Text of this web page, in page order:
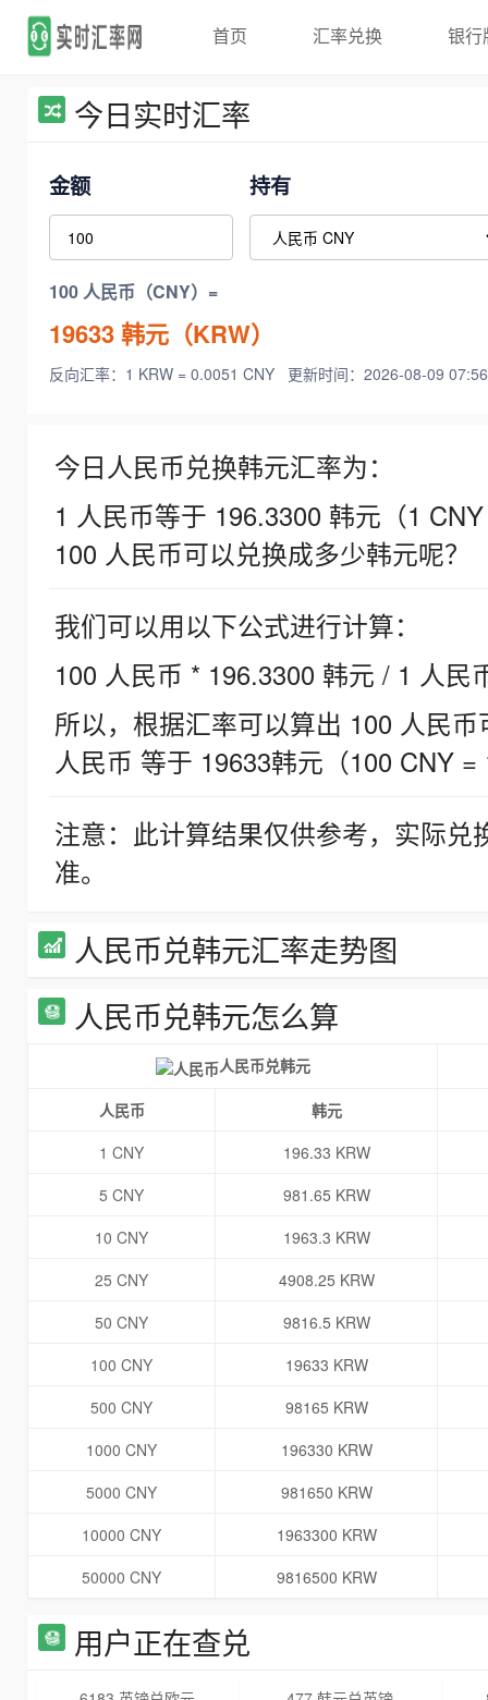
首页 汇率兑换 银行
今日实时汇率
金额 持有
100 人民币（CNY）=
19633韩元（KRW）
反向汇率：1 KRW = 0.0051 CNY 更新时间：2026-08-09
今日人民币兑换韩元汇率为：
1 人民币等于 196.3300 韩元（1
100 人民币可以兑换成多少韩元呢？
我们可以用以下公式进行计算：
100 人民币 * 196.3300 韩元 / 1 人民
所以，根据汇率可以算出 100 人民
人民币 等于 19633韩元（100 CNY =
注意：此计算结果仅供参考，实际
准。
人民币兑韩元汇率走势图
人民币兑韩元怎么算
人民币兑韩元
人民币
韩元
1 CNY
196.33 KRW
5 CNY
981.65 KRW
10 CNY
1963.3 KRW
25 CNY
4908.25 KRW
50 CNY
9816.5 KRW
100 CNY
19633 KRW
500 CNY
98165 KRW
1000 CNY
196330 KRW
5000 CNY
981650 KRW
10000 CNY
1963300 KRW
50000 CNY
9816500 KRW
用户正在查兑